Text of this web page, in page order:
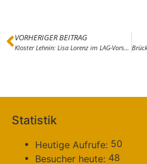
VORHERIGER BEITRAG
Kloster Lehnin: Lisa Lorenz im LAG-Vorstand – Banger Blick in die Zukunft der LEADER-Förderung
Statistik
Heutige Aufrufe: 50
Besucher heute: 48